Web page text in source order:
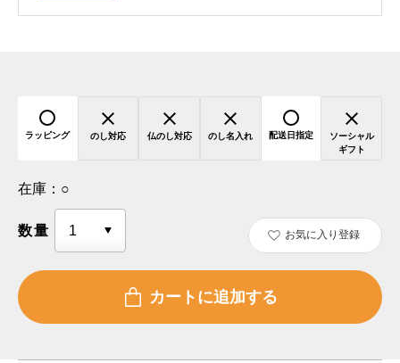
ラッピング のし対応 仏のし対応 のし名入れ 配送日指定
ソーシャル
ギフト
在庫： ○
数量 お気に入り登録